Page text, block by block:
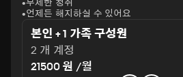
언제든 해지하실 수 있어요
본인 + 1 가족 구성원
2 개 계정
21500 원 /월